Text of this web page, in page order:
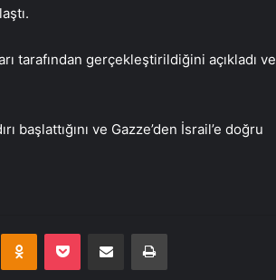
tarafından gerçekleştirildiğini açıkladı ve
başlattığını ve Gazze’den İsrail’e doğru
Odnoklassniki
Pocket E-Posta ile paylaş Yazdır